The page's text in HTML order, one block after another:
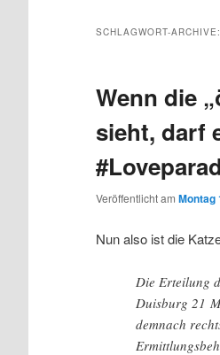
wechseln
SCHLAGWORT-ARCHIVE:
Wenn die
sieht, darf
Veröffentlicht am Montag
Nun also ist die
Die Erteilung
Duisburg 21
demnach